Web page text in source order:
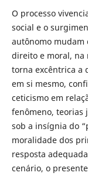
O processo
social e o
autônomo mudam
direito e moral, na
torna excêntrica a
em si mesmo,
ceticismo em
fenômeno, teorias
sob a insígnia do
moralidade dos
resposta
cenário, o